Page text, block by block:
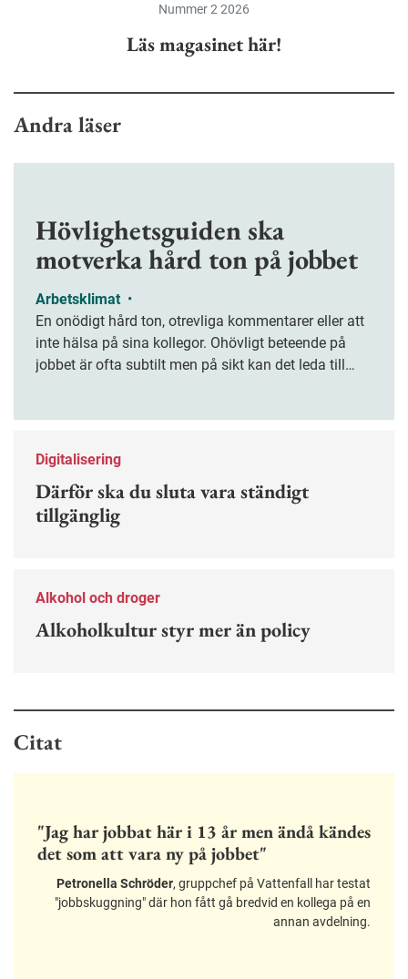
Nummer 2 2026
Läs magasinet här!
Andra läser
Hövlighetsguiden ska
motverka hård ton på jobbet
Arbetsklimat •
En onödigt hård ton, otrevliga kommentarer eller att
inte hälsa på sina kollegor. Ohövligt beteende på
jobbet är ofta subtilt men på sikt kan det leda till
Digitalisering
Därför ska du sluta vara ständigt
tillgänglig
Alkohol och droger
Alkoholkultur styr mer än policy
Citat
"Jag har jobbat här i 13 år men ändå kändes
det som att vara ny på jobbet"
Petronella Schröder, gruppchef på Vattenfall har testat
"jobbskuggning" där hon fått gå bredvid en kollega på en
annan avdelning.